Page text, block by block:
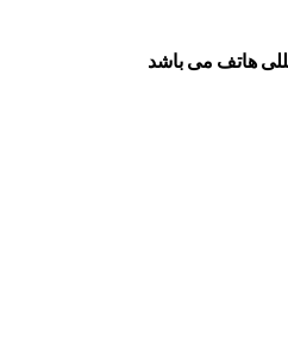
هاتف می باشد